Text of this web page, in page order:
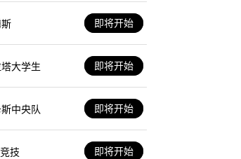
即将开始
大学生 即将开始
中央队 即将开始
技 即将开始